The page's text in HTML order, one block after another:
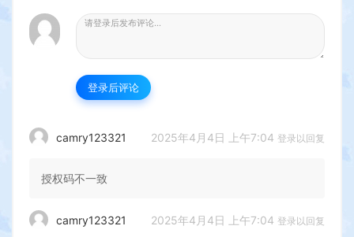
登录后评论
camry123321 2025年4月4日 上午7:04 登录以回复
授权码不一致
camry123321 2025年4月4日 上午7:04 登录以回复